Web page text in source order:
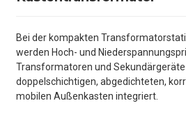
Bei der kompakten
werden Hoch- und
Transformatoren und
doppelschichtigen, abgedichteten,
mobilen Außenkasten integriert.